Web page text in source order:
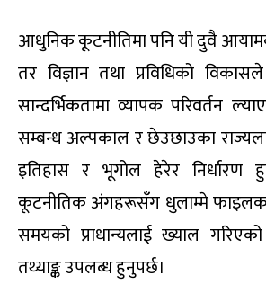
आधुनिक कूटनीतिमा पनि यी दुवै
तर विज्ञान तथा प्रविधिको
सान्दर्भिकतामा व्यापक परिवर्तन
सम्बन्ध अल्पकाल र छेउछाउका
इतिहास र भूगोल हेरेर निर्धारण
कूटनीतिक अंगहरूसँग धुलाम्मे
समयको प्राधान्यलाई ख्याल
तथ्याङ्क उपलब्ध हुनुपर्छ।